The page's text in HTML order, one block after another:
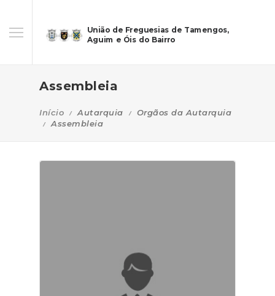
União de Freguesias de Tamengos,
Aguim e Óis do Bairro
Assembleia
Início Autarquia
Orgãos da Autarquia
Assembleia